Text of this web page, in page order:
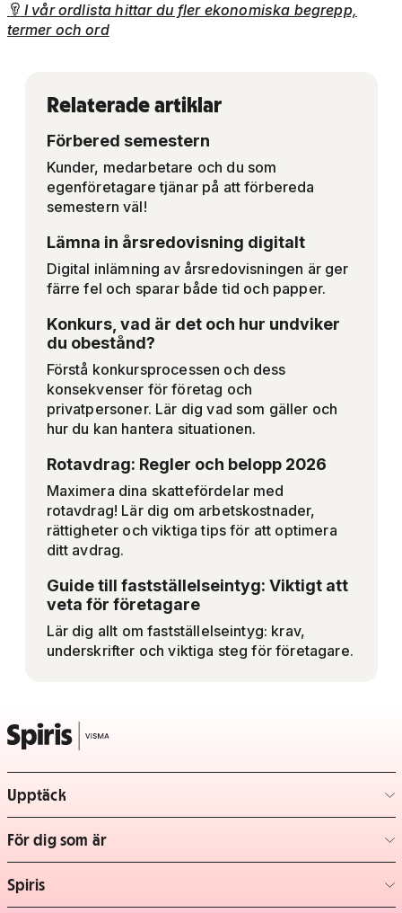
 I vår ordlista hittar du fler ekonomiska begrepp,
termer och ord
Relaterade artiklar
Förbered semestern
Kunder, medarbetare och du som
egenföretagare tjänar på att förbereda
semestern väl!
Lämna in årsredovisning digitalt
Digital inlämning av årsredovisningen är ger
färre fel och sparar både tid och papper.
Konkurs, vad är det och hur undviker
du obestånd?
Förstå konkursprocessen och dess
konsekvenser för företag och
privatpersoner. Lär dig vad som gäller och
hur du kan hantera situationen.
Rotavdrag: Regler och belopp 2026
Maximera dina skattefördelar med
rotavdrag! Lär dig om arbetskostnader,
rättigheter och viktiga tips för att optimera
ditt avdrag.
Guide till fastställelseintyg: Viktigt att
veta för företagare
Lär dig allt om fastställelseintyg: krav,
underskrifter och viktiga steg för företagare.
Upptäck
– klicka för att expandera lista
För dig som är
– klicka för att expandera lista
Spiris
– klicka för att expandera lista